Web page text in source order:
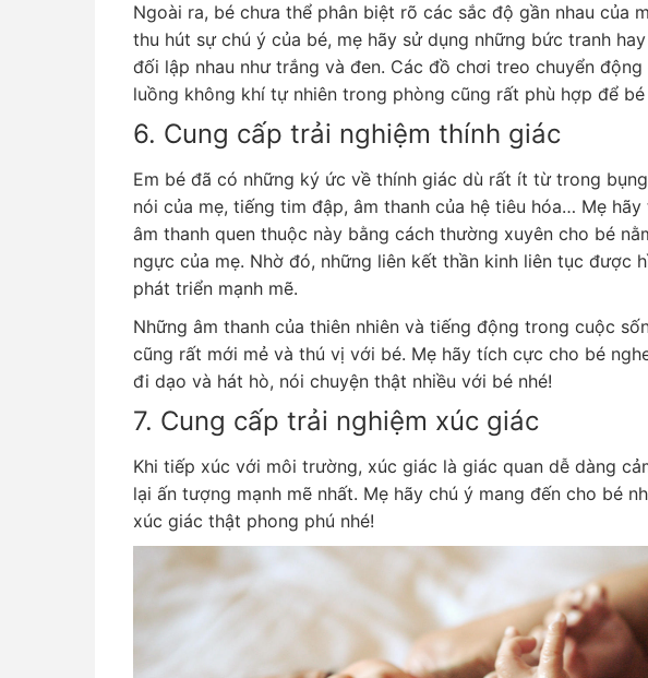
Ngoài ra, bé chưa thể phân biệt rõ các sắc độ gần nhau của
thu hút sự chú ý của bé, mẹ hãy sử dụng những bức tranh
đối lập nhau như trắng và đen. Các đồ chơi treo chuyển động
luồng không khí tự nhiên trong phòng cũng rất phù hợp để
6. Cung cấp trải nghiệm thính giác
Em bé đã có những ký ức về thính giác dù rất ít từ trong
nói của mẹ, tiếng tim đập, âm thanh của hệ tiêu hóa… Mẹ hãy
âm thanh quen thuộc này bằng cách thường xuyên cho bé
ngực của mẹ. Nhờ đó, những liên kết thần kinh liên tục được
phát triển mạnh mẽ.
Những âm thanh của thiên nhiên và tiếng động trong cuộc
cũng rất mới mẻ và thú vị với bé. Mẹ hãy tích cực cho bé
đi dạo và hát hò, nói chuyện thật nhiều với bé nhé!
7. Cung cấp trải nghiệm xúc giác
Khi tiếp xúc với môi trường, xúc giác là giác quan dễ dàng
lại ấn tượng mạnh mẽ nhất. Mẹ hãy chú ý mang đến cho bé
xúc giác thật phong phú nhé!